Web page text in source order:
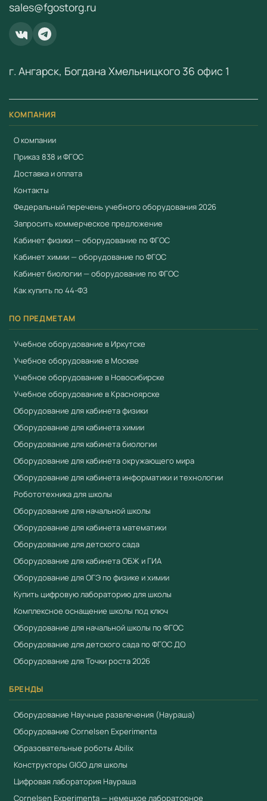
ООО «Учебный Стандарт» — поставщик
образовательного оборудования по ФГОС с 2018 года.
КОМПАНИЯ
О компании
Приказ 838 и ФГОС
Доставка и оплата
Контакты
Федеральный перечень учебного оборудования 2026
Запросить коммерческое предложение
Кабинет физики — оборудование по ФГОС
Кабинет химии — оборудование по ФГОС
Кабинет биологии — оборудование по ФГОС
Как купить по 44-ФЗ
ПО ПРЕДМЕТАМ
Учебное оборудование в Иркутске
Учебное оборудование в Москве
Учебное оборудование в Новосибирске
Учебное оборудование в Красноярске
Оборудование для кабинета физики
Оборудование для кабинета химии
Оборудование для кабинета биологии
Оборудование для кабинета окружающего мира
Оборудование для кабинета информатики и технологии
Робототехника для школы
Оборудование для начальной школы
Оборудование для кабинета математики
Оборудование для детского сада
Оборудование для кабинета ОБЖ и ГИА
Оборудование для ОГЭ по физике и химии
Купить цифровую лабораторию для школы
Комплексное оснащение школы под ключ
Оборудование для начальной школы по ФГОС
Оборудование для детского сада по ФГОС ДО
Оборудование для Точки роста 2026
БРЕНДЫ
Оборудование Научные развлечения (Наураша)
Оборудование Cornelsen Experimenta
Образовательные роботы Abilix
Конструкторы GIGO для школы
Цифровая лаборатория Наураша
Cornelsen Experimenta — немецкое лабораторное
sales@fgostorg.ru
г. Ангарск, Богдана Хмельницкого 36 офис 1